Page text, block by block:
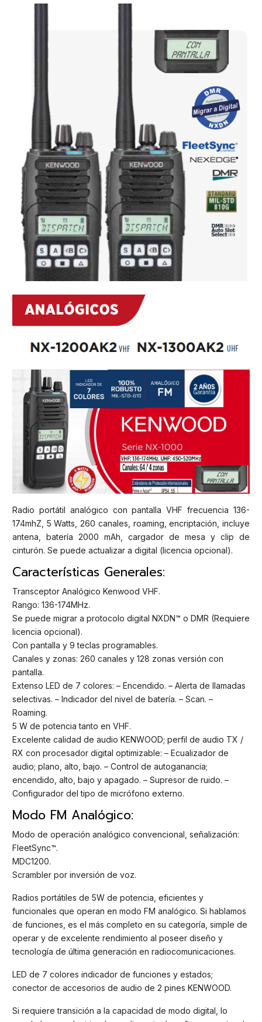
Radio portátil analógico con pantalla VHF frecuencia 136-
174mhZ, 5 Watts, 260 canales, roaming, encriptación, incluye
antena, batería 2000 mAh, cargador de mesa y clip de
cinturón. Se puede actualizar a digital (licencia opcional).
Características Generales:
Transceptor Analógico Kenwood VHF.
Rango: 136-174MHz.
Se puede migrar a protocolo digital NXDN™ o DMR (Requiere
licencia opcional).
Con pantalla y 9 teclas programables.
Canales y zonas: 260 canales y 128 zonas versión con
pantalla.
Extenso LED de 7 colores: – Encendido. – Alerta de llamadas
selectivas. – Indicador del nivel de batería. – Scan. –
Roaming.
5 W de potencia tanto en VHF.
Excelente calidad de audio KENWOOD; perfil de audio TX /
RX con procesador digital optimizable: – Ecualizador de
audio; plano, alto, bajo. – Control de autoganancia;
encendido, alto, bajo y apagado. – Supresor de ruido. –
Configurador del tipo de micrófono externo.
Modo FM Analógico:
Modo de operación analógico convencional, señalización:
FleetSync™.
MDC1200.
Scrambler por inversión de voz.
Radios portátiles de 5W de potencia, eficientes y
funcionales que operan en modo FM analógico. Si hablamos
de funciones, es el más completo en su categoría, simple de
operar y de excelente rendimiento al poseer diseño y
tecnología de última generación en radiocomunicaciones.
LED de 7 colores indicador de funciones y estados;
conector de accesorios de audio de 2 pines KENWOOD.
Si requiere transición a la capacidad de modo digital, lo